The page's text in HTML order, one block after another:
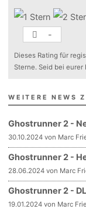
-
Dieses Rating für
Sterne. Seid bei
WEITERE NEWS
Ghostrunner 2 -
30.10.2024 von Marc
Ghostrunner 2 -
28.06.2024 von Marc
Ghostrunner 2 -
19.01.2024 von Marc